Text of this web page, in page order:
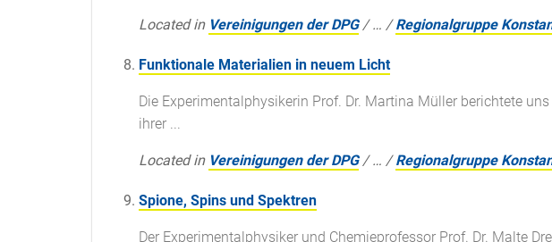
Located in Vereinigungen der DPG /… /Regionalgruppe
Funktionale Materialien in neuem Licht
Die Experimentalphysikerin Prof. Dr. Martina Müller berichtete
ihrer ...
Located in Vereinigungen der DPG /… /Regionalgruppe
Spione, Spins und Spektren
Der Experimentalphysiker und Chemieprofessor Prof. Dr. Malte